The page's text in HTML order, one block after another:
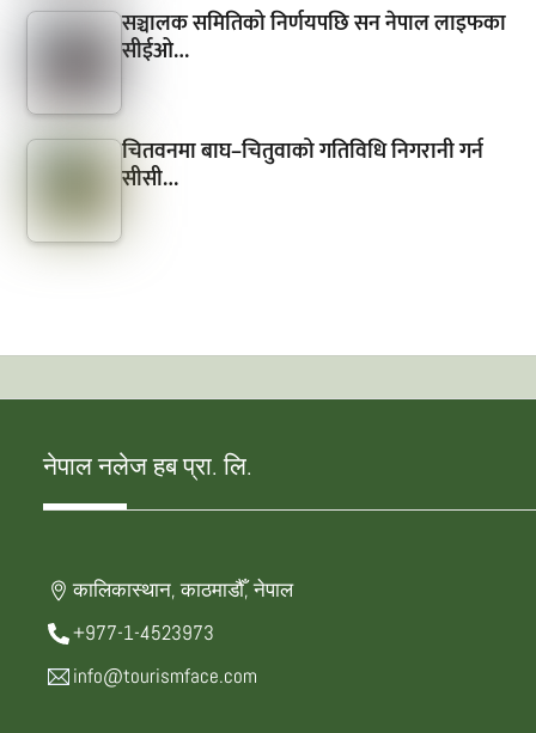
सञ्चालक समितिको निर्णयपछि सन नेपाल लाइफका
सीईओ…
चितवनमा बाघ–चितुवाको गतिविधि निगरानी गर्न
सीसी…
नेपाल नलेज हब प्रा. लि.
कालिकास्थान, काठमाडौँ, नेपाल
+977-1-4523973
info@tourismface.com